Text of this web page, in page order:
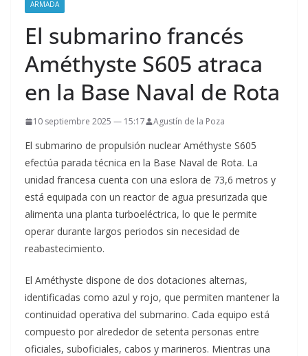
ARMADA
El submarino francés
Améthyste S605 atraca
en la Base Naval de Rota
10 septiembre 2025 — 15:17 Agustín de la Poza
El submarino de propulsión nuclear Améthyste S605
efectúa parada técnica en la Base Naval de Rota. La
unidad francesa cuenta con una eslora de 73,6 metros y
está equipada con un reactor de agua presurizada que
alimenta una planta turboeléctrica, lo que le permite
operar durante largos periodos sin necesidad de
reabastecimiento.
El Améthyste dispone de dos dotaciones alternas,
identificadas como azul y rojo, que permiten mantener la
continuidad operativa del submarino. Cada equipo está
compuesto por alrededor de setenta personas entre
oficiales, suboficiales, cabos y marineros. Mientras una